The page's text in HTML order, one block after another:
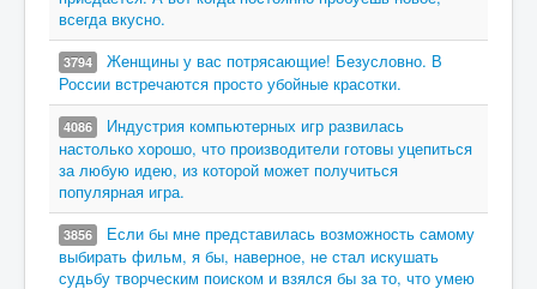
всегда вкусно.
3794
Женщины у вас потрясающие! Безусловно. В
России встречаются просто убойные красотки.
4086
Индустрия компьютерных игр развилась
настолько хорошо, что производители готовы уцепиться
за любую идею, из которой может получиться
популярная игра.
3856
Если бы мне представилась возможность самому
выбирать фильм, я бы, наверное, не стал искушать
судьбу творческим поиском и взялся бы за то, что умею